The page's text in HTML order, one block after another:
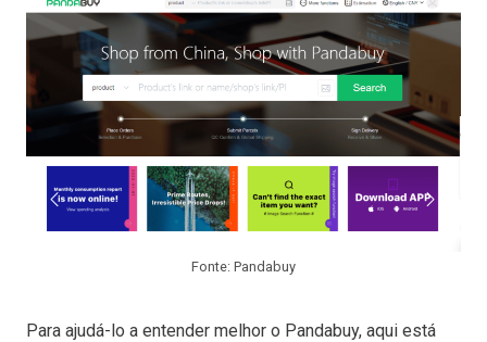
Fonte: Pandabuy
Para ajudá-lo a entender melhor o Pandabuy, aqui está